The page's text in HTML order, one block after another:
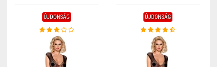
ÚJDONSÁG ÚJDONSÁG